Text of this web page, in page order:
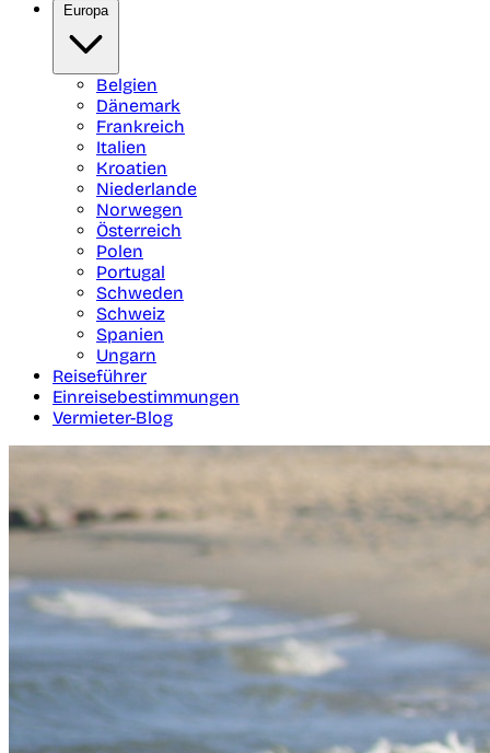
Europa
Belgien
Dänemark
Frankreich
Italien
Kroatien
Niederlande
Norwegen
Österreich
Polen
Portugal
Schweden
Schweiz
Spanien
Ungarn
Reiseführer
Einreisebestimmungen
Vermieter-Blog